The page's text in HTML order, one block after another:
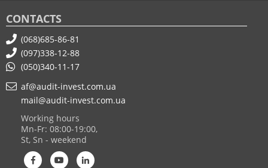
CONTACTS
(068)685-86-81
(097)338-12-88
(050)340-11-17
af@audit-invest.com.ua
mail@audit-invest.com.ua
Working hours
Mn-Fr: 08:00-19:00,
St, Sn - weekend